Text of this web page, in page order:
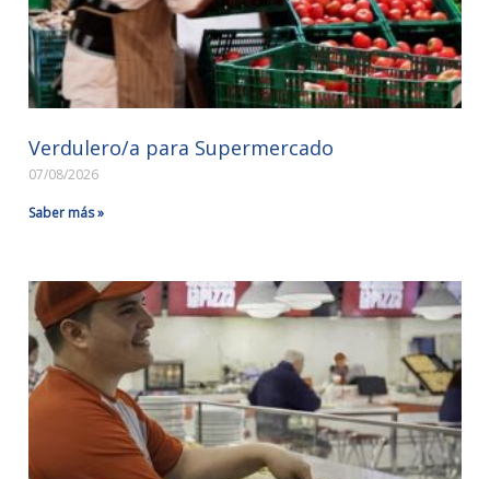
Verdulero/a para Supermercado
07/08/2026
Saber más »